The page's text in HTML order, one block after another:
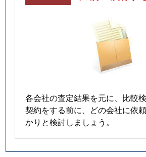
各会社の査定結果を元に、比較検
契約をする前に、どの会社に依
かりと検討しましょう。